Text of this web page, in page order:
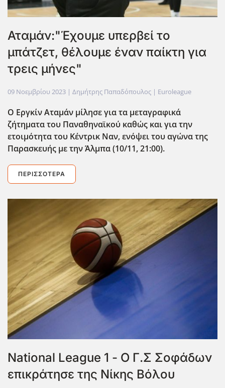
Αταμάν:"Έχουμε υπερβεί το
μπάτζετ, θέλουμε έναν παίκτη για
τρεις μήνες"
09 Νοεμβρίου 2023 | Δημήτρης Παπαδόπουλος | Euroleague
Ο Εργκίν Αταμάν μίλησε για τα μεταγραφικά
ζήτηματα του Παναθηναϊκού καθώς και για την
ετοιμότητα του Κέντρικ Ναν, ενόψει του αγώνα της
Παρασκευής με την Άλμπα (10/11, 21:00).
ΠΕΡΙΣΣΌΤΕΡΑ
National League 1 - Ο Γ.Σ Σοφάδων
επικράτησε της Νίκης Βόλου